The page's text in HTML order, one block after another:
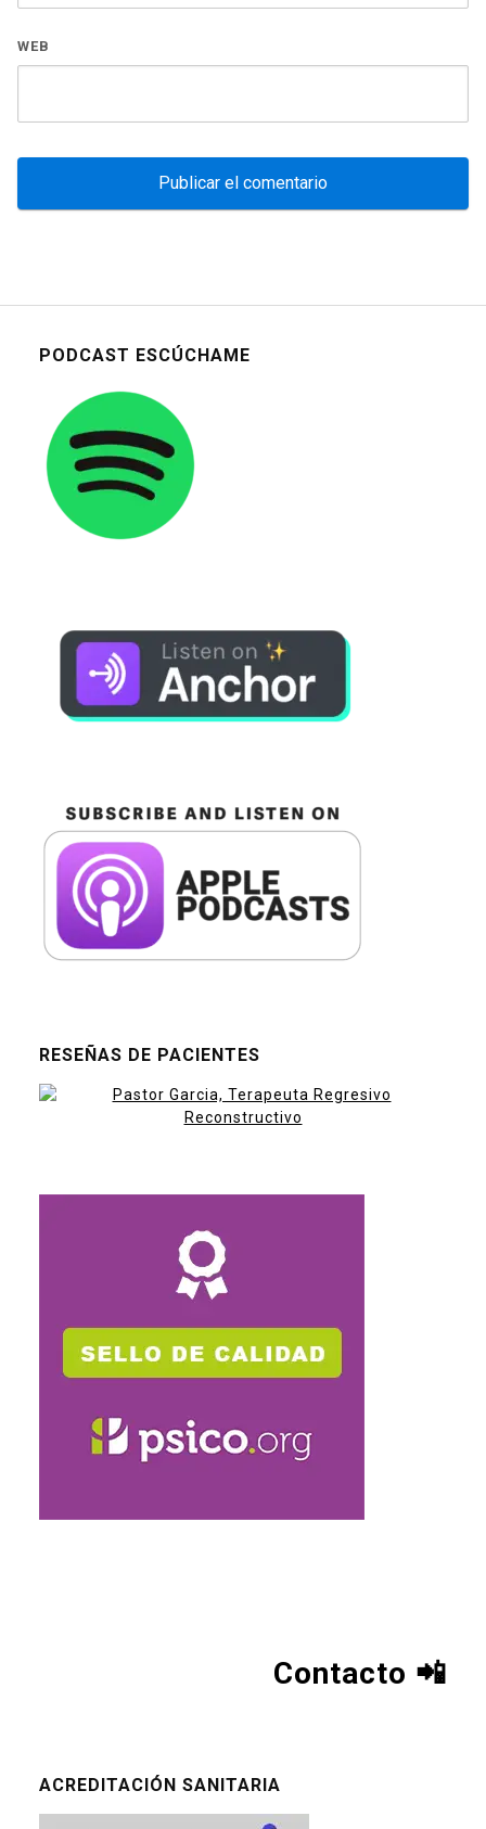
WEB
PODCAST ESCÚCHAME
RESEÑAS DE PACIENTES
Contacto 📲
ACREDITACIÓN SANITARIA